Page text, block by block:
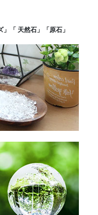
「 天然石」「原石」